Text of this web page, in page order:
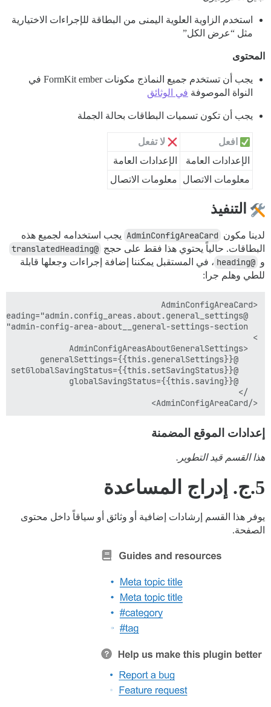
استخدم الزاوية العلوية اليمنى من البطاقة للإجراءات الاختيارية
مثل “عرض الكل”
المحتوى
يجب أن تستخدم جميع النماذج مكونات FormKit ember في
النواة الموصوفة في الوثائق
يجب أن تكون تسميات البطاقات بحالة الجملة
افعل
لا تفعل
الإعدادات العامة
الإعدادات العامة
معلومات الاتصال
معلومات الاتصال
التنفيذ
لدينا مكون AdminConfigAreaCard يجب استخدامه لجميع هذه
البطاقات. حالياً يحتوي هذا فقط على حجج @translatedHeading
و @heading
، في المستقبل يمكننا إضافة إجراءات وجعلها قابلة
للطي وهلم جرا:
</AdminConfigAreaCard>
إعدادات الموقع المضمنة
هذا القسم قيد التطوير.
5.ج. إدراج المساعدة
يوفر هذا القسم إرشادات إضافية أو وثائق أو سياقاً داخل محتوى
الصفحة.